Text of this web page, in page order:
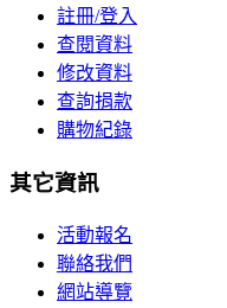
註冊/登入
查閱資料
修改資料
查詢捐款
購物紀錄
其它資訊
活動報名
聯絡我們
網站導覽